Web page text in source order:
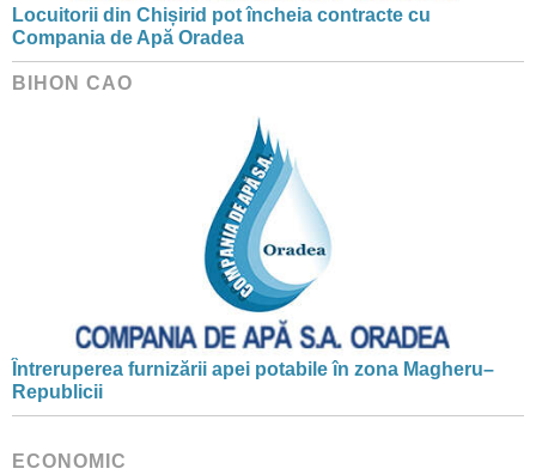
Locuitorii din Chișirid pot încheia contracte cu
Compania de Apă Oradea
BIHON CAO
Întreruperea furnizării apei potabile în zona Magheru–
Republicii
ECONOMIC